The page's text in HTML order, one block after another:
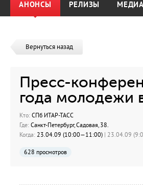
АНОНСЫ РЕЛИЗЫ
Вернуться назад
Пресс-
года молодежи
Кто: СПб ИТАР-ТАСС
Где: Санкт-Петербург, Садовая, 38.
Когда: 23.04.09 (10:00—11:00) | 23.04.09
628 просмотров